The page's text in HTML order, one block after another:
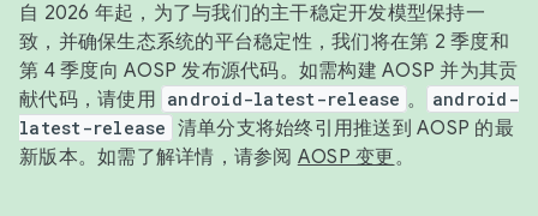
自 2026 年起，为了与我们的主干稳定开发模型保持一
致，并确保生态系统的平台稳定性，我们将在第 2 季度和
第 4 季度向 AOSP 发布源代码。如需构建 AOSP 并为其贡
献代码，请使用 android-latest-release 。
android-
latest-release 清单分支将始终引用推送到 AOSP 的最
新版本。如需了解详情，请参阅 AOSP 变更。